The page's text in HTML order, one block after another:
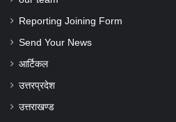
Reporting Joining Form
Send Your News
आर्टिकल
उत्तरप्रदेश
उत्तराखण्ड